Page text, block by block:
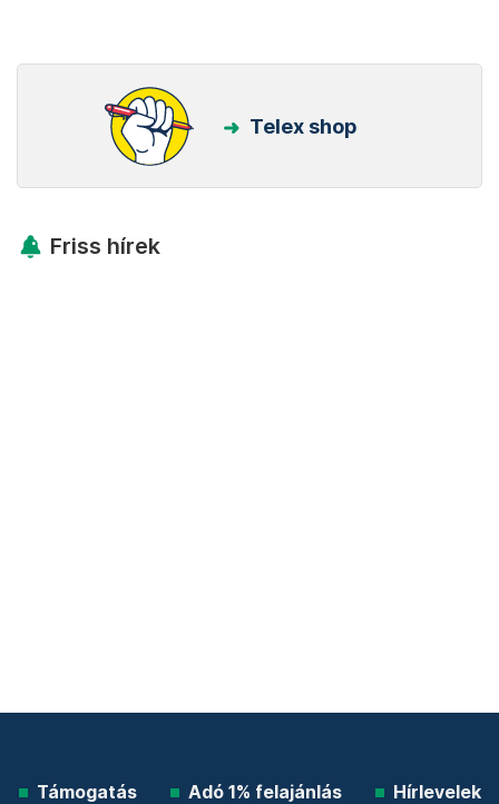
Telex shop
Friss hírek
Támogatás Adó 1% felajánlás Hírlevelek